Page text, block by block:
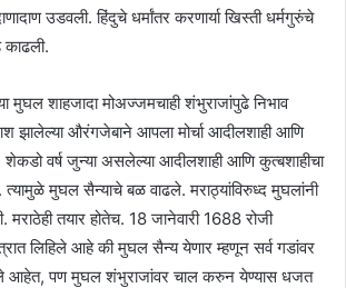
उडवली. हिंदुचे धर्मांतर करणार्या खिस्ती धर्मगुरुंचे
मुघल शाहजादा मोअज्जमचाही शंभुराजांपुढे निभाव
झालेल्या औरंगजेबाने आपला मोर्चा आदीलशाही आणि
वर्ष जुन्या असलेल्या आदीलशाही आणि कुत्बशाहीचा
मुघल सैन्याचे बळ वाढले. मराठ्यांविरुध्द मुघलांनी
मराठेही तयार होतेच. 18 जानेवारी 1688 रोजी
लिहिले आहे की मुघल सैन्य येणार म्हणून सर्व गडांवर
आहेत, पण मुघल शंभुराजांवर चाल करुन येण्यास धजत